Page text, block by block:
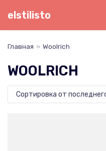
Перейти
elstilisto
Главная » Woolrich
WOOLRICH